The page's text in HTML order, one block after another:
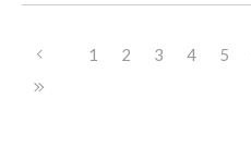
1 2 3 4 5